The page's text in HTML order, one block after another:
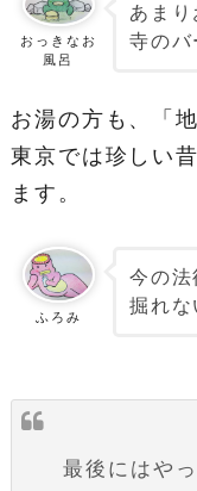
おっきなお
風呂
あま
寺の
お湯の方も、「
東京では珍しい
ます。
ふろみ
今の
掘れ
最後にはや